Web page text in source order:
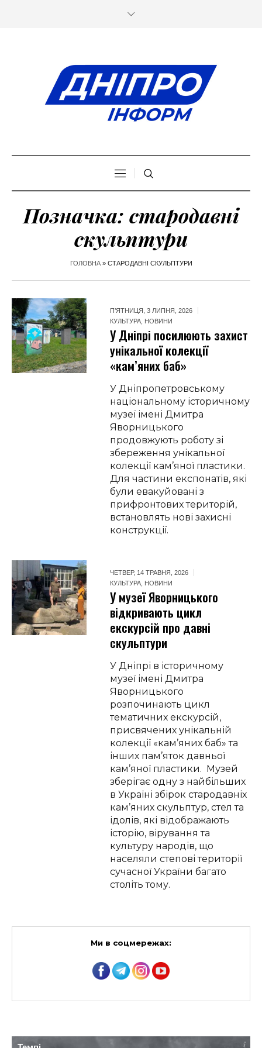
Позначка: стародавні
скульптури
ГОЛОВНА» СТАРОДАВНІ СКУЛЬПТУРИ
П’ЯТНИЦЯ, 3 ЛИПНЯ, 2026
КУЛЬТУРА НОВИНИ
У Дніпрі посилюють захист
унікальної колекції
«кам’яних баб»
У Дніпропетровському
національному історичному
музеї імені Дмитра
Яворницького
продовжують роботу зі
збереження унікальної
колекції кам’яної пластики.
Для частини експонатів, які
були евакуйовані з
прифронтових територій,
встановлять нові захисні
конструкції.
ЧЕТВЕР, 14 ТРАВНЯ, 2026
КУЛЬТУРА НОВИНИ
У музеї Яворницького
відкривають цикл
екскурсій про давні
скульптури
У Дніпрі в історичному
музеї імені Дмитра
Яворницького
розпочинають цикл
тематичних екскурсій,
присвячених унікальній
колекції «кам’яних баб» та
інших пам’яток давньої
кам’яної пластики. Музей
зберігає одну з найбільших
в Україні збірок стародавніх
кам’яних скульптур, стел та
ідолів, які відображають
історію, вірування та
культуру народів, що
населяли степові території
сучасної України багато
століть тому.
Ми в соцмережах: